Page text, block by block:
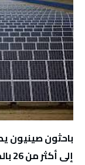
باحثون صينيون
إلى أكثر من 26 بالمئ